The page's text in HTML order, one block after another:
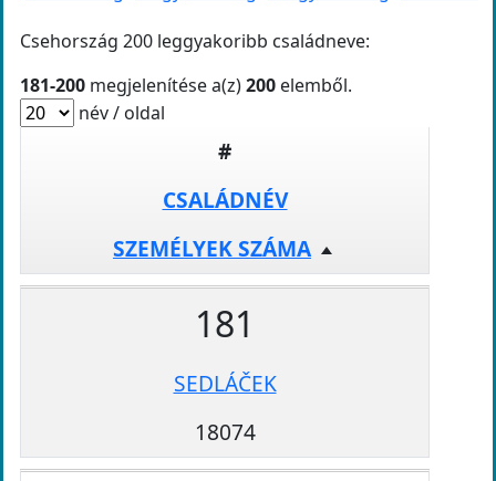
Csehország 200 leggyakoribb családneve:
181-200 megjelenítése a(z)200 elemből.
név / oldal
#
CSALÁDNÉV
SZEMÉLYEK SZÁMA
181
SEDLÁČEK
18074